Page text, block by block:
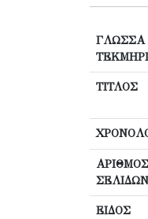
ΓΛΩΣΣΑ
ΤΙΤΛΟΣ
ΑΡΙΘΜΟΣ
ΣΕΛΙΔΩΝ
ΕΙΔΟΣ